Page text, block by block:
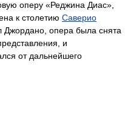
оперу «Реджина Диас»,
к столетию Саверио
Джордано, опера была снята
и
от дальнейшего